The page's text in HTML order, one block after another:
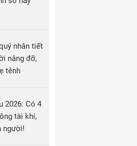
nhân tiết
nâng đỡ,
tênh
2026: Có 4
tài khí,
người!